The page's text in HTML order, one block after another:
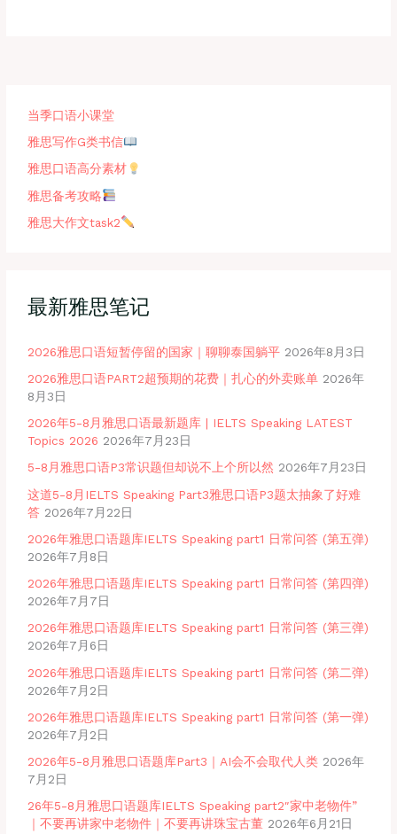
当季口语小课堂
雅思写作G类书信
雅思口语高分素材
雅思备考攻略
雅思大作文task2
最新雅思笔记
2026雅思口语短暂停留的国家｜聊聊泰国躺平 2026年8月3日
2026雅思口语PART2超预期的花费｜扎心的外卖账单 2026年
8月3日
2026年5-8月雅思口语最新题库 | IELTS Speaking LATEST
Topics 2026 2026年7月23日
5-8月雅思口语P3常识题但却说不上个所以然 2026年7月23日
这道5-8月IELTS Speaking Part3雅思口语P3题太抽象了好难
答 2026年7月22日
2026年雅思口语题库IELTS Speaking part1 日常问答 (第五弹)
2026年7月8日
2026年雅思口语题库IELTS Speaking part1 日常问答 (第四弹)
2026年7月7日
2026年雅思口语题库IELTS Speaking part1 日常问答 (第三弹)
2026年7月6日
2026年雅思口语题库IELTS Speaking part1 日常问答 (第二弹)
2026年7月2日
2026年雅思口语题库IELTS Speaking part1 日常问答 (第一弹)
2026年7月2日
2026年5-8月雅思口语题库Part3｜AI会不会取代人类 2026年
7月2日
26年5-8月雅思口语题库IELTS Speaking part2″家中老物件”
｜不要再讲家中老物件｜不要再讲珠宝古董 2026年6月21日